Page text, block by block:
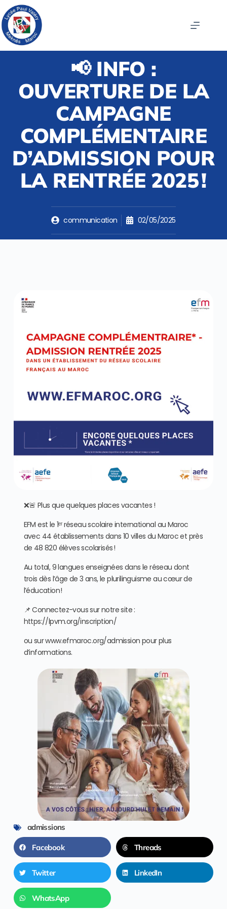
📢 INFO :
OUVERTURE DE LA
CAMPAGNE
COMPLÉMENTAIRE
D’ADMISSION POUR
LA RENTRÉE 2025 !
communication 02/05/2025
❌🚨 Plus que quelques places vacantes !
EFM est le 1ᵉʳ réseau scolaire international au Maroc
avec 44 établissements dans 10 villes du Maroc et près
de 48 820 élèves scolarisés !
Au total, 9 langues enseignées dans le réseau dont
trois dès l’âge de 3 ans, le plurilinguisme au cœur de
l’éducation !
📌 Connectez-vous sur notre site :
https://lpvm.org/inscription/
ou sur www.efmaroc.org/admission pour plus
d’informations.
admissions
Facebook Threads
Twitter LinkedIn
WhatsApp